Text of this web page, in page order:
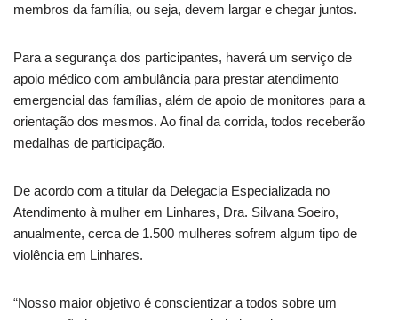
membros da família, ou seja, devem largar e chegar juntos.
Para a segurança dos participantes, haverá um serviço de
apoio médico com ambulância para prestar atendimento
emergencial das famílias, além de apoio de monitores para a
orientação dos mesmos. Ao final da corrida, todos receberão
medalhas de participação.
De acordo com a titular da Delegacia Especializada no
Atendimento à mulher em Linhares, Dra. Silvana Soeiro,
anualmente, cerca de 1.500 mulheres sofrem algum tipo de
violência em Linhares.
“Nosso maior objetivo é conscientizar a todos sobre um